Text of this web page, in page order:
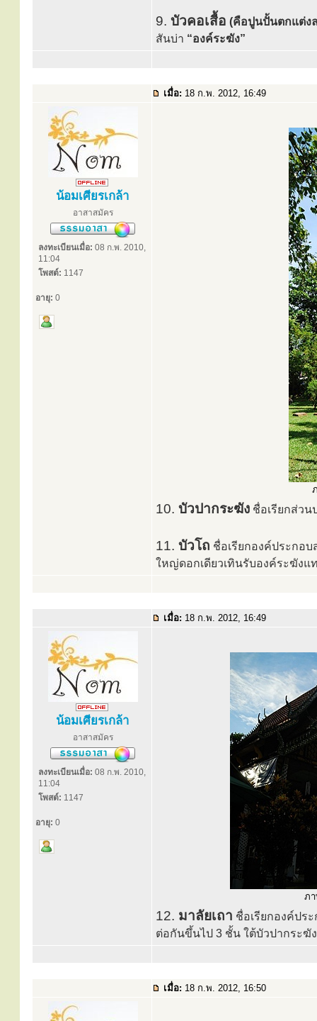
9. บัวคอเสื้อ (คือปูนปั้นตกแต่ง
สันบ่า “องค์ระฆัง”
เมื่อ: 18 ก.พ. 2012, 16:49
น้อมเศียรเกล้า
อาสาสมัคร
ลงทะเบียนเมื่อ: 08 ก.พ. 2010,
11:04
โพสต์: 1147
อายุ: 0
10. บัวปากระฆัง ชื่อเรียกส่ว
11. บัวโถ ชื่อเรียกองค์ประกอ
ใหญ่ดอกเดียวเทินรับองค์ระฆัง
เมื่อ: 18 ก.พ. 2012, 16:49
น้อมเศียรเกล้า
อาสาสมัคร
ลงทะเบียนเมื่อ: 08 ก.พ. 2010,
11:04
โพสต์: 1147
อายุ: 0
ภา
12. มาลัยเถา ชื่อเรียกองค์ปร
ต่อกันขึ้นไป 3 ชั้น ใต้บัวปากระฆัง
เมื่อ: 18 ก.พ. 2012, 16:50